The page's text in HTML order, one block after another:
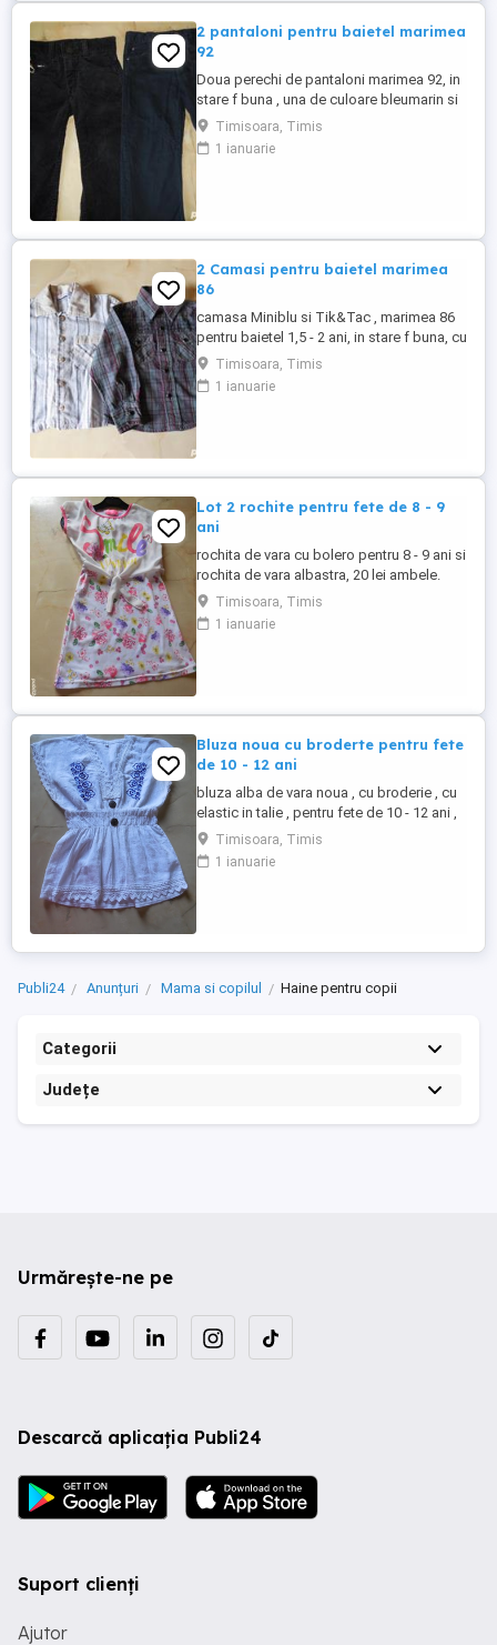
2 pantaloni pentru baietel marimea
92
Doua perechi de pantaloni marimea 92, in
stare f buna , una de culoare bleumarin si
una neagra , pentru baietel de 2 - 3 ani , cu
15 lei ambele
Timisoara, Timis
1 ianuarie
2 Camasi pentru baietel marimea
86
camasa Miniblu si Tik&Tac , marimea 86
pentru baietel 1,5 - 2 ani, in stare f buna, cu
15 lei ambele .
Timisoara, Timis
1 ianuarie
Lot 2 rochite pentru fete de 8 - 9
ani
rochita de vara cu bolero pentru 8 - 9 ani si
rochita de vara albastra, 20 lei ambele.
Timisoara, Timis
1 ianuarie
Bluza noua cu broderte pentru fete
de 10 - 12 ani
bluza alba de vara noua , cu broderie , cu
elastic in talie , pentru fete de 10 - 12 ani ,
cu 30 de lei
Timisoara, Timis
1 ianuarie
Publi24 Anunțuri Mama si copilul Haine pentru copii
Categorii
Județe
Urmărește-ne pe
Descarcă aplicația Publi24
Suport clienți
Ajutor